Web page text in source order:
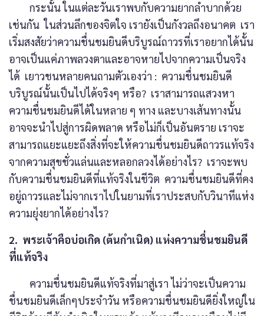
กระนั้น ในแต่ละวันเราพบกับความยากลำบากด้วย
เช่นกัน ในส่วนลึกของจิตใจ เรายังเป็นกังวลถึงอนาคต เรา
เริ่มสงสัยว่าความชื่นชมยินดีบริบูรณ์ถาวรที่เราอยากได้นั้น
อาจเป็นแค่ภาพลวงตาและอาจหายไปจากความเป็นจริง
ได้ เยาวชนหลายคนถามตัวเองว่า : ความชื่นชมยินดี
บริบูรณ์นั้นเป็นไปได้จริงๆ หรือ? เราสามารถแสวงหา
ความชื่นชมยินดีได้ในหลาย ๆ ทาง และบางเส้นทางนั้น
อาจจะนำไปสู่การผิดพลาด หรือไม่ก็เป็นอันตราย เราจะ
สามารถแยะแยะถึงสิ่งที่จะให้ความชื่นชมยินดีถาวรแท้จริง
จากความสุขชั่วแล่นและหลอกลวงได้อย่างไร? เราจะพบ
กับความชื่นชมยินดีที่แท้จริงในชีวิต ความชื่นชมยินดีที่คง
อยู่ถาวรและไม่จากเราไปในยามที่เราประสบกับวินาทีแห่ง
ความยุ่งยากได้อย่างไร?
2. พระเจ้าคือบ่อเกิด (ต้นกำเนิด) แห่งความชื่นชมยินดี
ที่แท้จริง
ความชื่นชมยินดีแท้จริงที่มาสู่เรา ไม่ว่าจะเป็นความ
ชื่นชมยินดีเล็กๆประจำวัน หรือความชื่นชมยินดียิ่งใหญ่ใน